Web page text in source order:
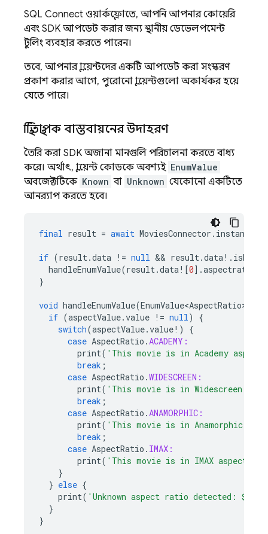
SQL Connect ওয়ার্কফ্লোতে, আপনি আপনার কোয়েরি
এবং SDK আপডেট করার জন্য স্থানীয় ডেভেলপমেন্ট
টুলিং ব্যবহার করতে পারেন।
তবে, আপনার ক্লায়েন্টদের একটি আপডেট করা সংস্করণ
প্রকাশ করার আগে, পুরোনো ক্লায়েন্টগুলো অকার্যকর হয়ে
যেতে পারে।
স্থিতিস্থাপক বাস্তবায়নের উদাহরণ
তৈরি করা SDK অজানা মানগুলি পরিচালনা করতে বাধ্য
করে। অর্থাৎ, ক্লায়েন্ট কোডকে অবশ্যই EnumValue
অবজেক্টটিকে Known বা Unknown যেকোনো একটিতে
আনর‍্যাপ করতে হবে।
final result = await MoviesConnector . instance
if (result.data != null && result.data! .
handleEnumValue(result.data! [0].aspectratio
}
void handleEnumValue(EnumValue<AspectRatio>
if (aspectValue.value != null)
{
switch(aspectValue.value! )
{
case AspectRatio .ACADEMY:
print( 'This movie is in Academy aspect'
break ;
case AspectRatio .WIDESCREEN:
print( 'This movie is in Widescreen
break ;
case AspectRatio .ANAMORPHIC:
print( 'This movie is in Anamorphic
break ;
case AspectRatio . IMAX:
print( 'This movie is in IMAX aspect'
}
} else {
print( 'Unknown aspect ratio detected: ${
}
}